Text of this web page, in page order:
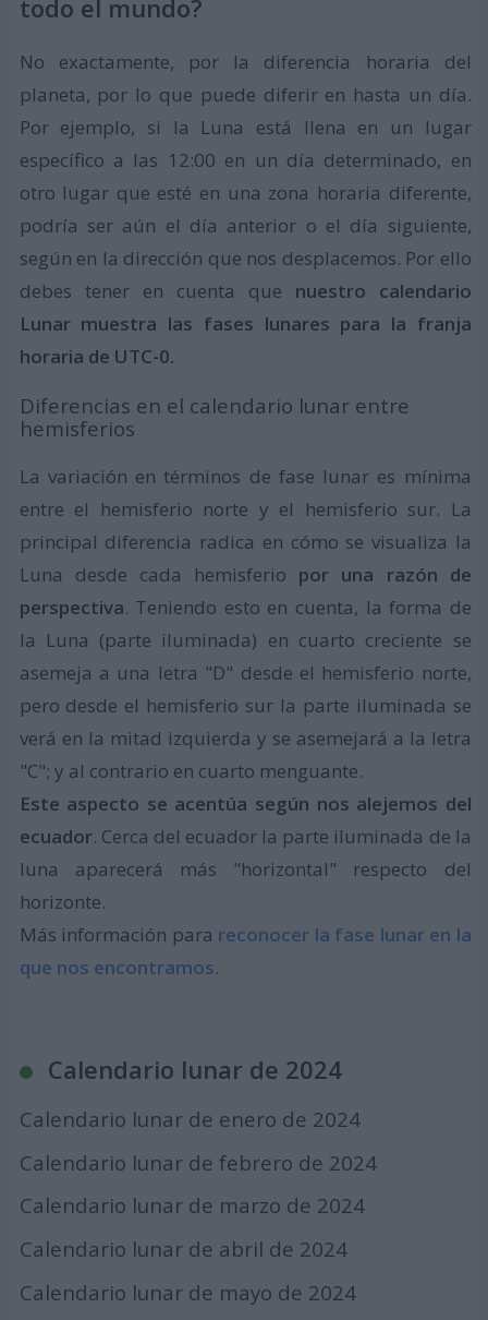
todo el mundo?
No exactamente, por la diferencia horaria del
planeta, por lo que puede diferir en hasta un día.
Por ejemplo, si la Luna está llena en un lugar
específico a las 12:00 en un día determinado, en
otro lugar que esté en una zona horaria diferente,
podría ser aún el día anterior o el día siguiente,
según en la dirección que nos desplacemos. Por ello
debes tener en cuenta que nuestro calendario
Lunar muestra las fases lunares para la franja
horaria de UTC-0.
Diferencias en el calendario lunar entre
hemisferios
La variación en términos de fase lunar es mínima
entre el hemisferio norte y el hemisferio sur. La
principal diferencia radica en cómo se visualiza la
Luna desde cada hemisferio por una razón de
perspectiva. Teniendo esto en cuenta, la forma de
la Luna (parte iluminada) en cuarto creciente se
asemeja a una letra "D" desde el hemisferio norte,
pero desde el hemisferio sur la parte iluminada se
verá en la mitad izquierda y se asemejará a la letra
"C"; y al contrario en cuarto menguante.
Este aspecto se acentúa según nos alejemos del
ecuador. Cerca del ecuador la parte iluminada de la
luna aparecerá más "horizontal" respecto del
horizonte.
Más información para reconocer la fase lunar en la
que nos encontramos.
Calendario lunar de 2024
Calendario lunar de enero de 2024
Calendario lunar de febrero de 2024
Calendario lunar de marzo de 2024
Calendario lunar de abril de 2024
Calendario lunar de mayo de 2024